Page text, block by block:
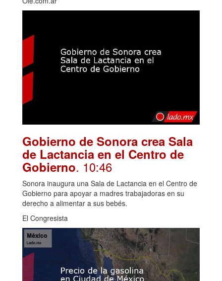
Gobierno de Sonora crea Sala
de Lactancia en el Centro de
Gobierno. 10:46
Sonora inaugura una Sala de Lactancia en el Centro de
Gobierno para apoyar a madres trabajadoras en su
derecho a alimentar a sus bebés.
El Congresista